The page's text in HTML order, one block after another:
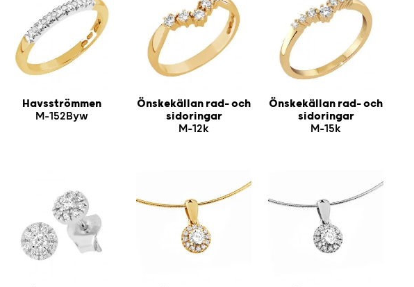
Havsströmmen
M-152Byw
Önskekällan rad- och
sidoringar
M-12k
Önskekällan rad- och
sidoringar
M-15k